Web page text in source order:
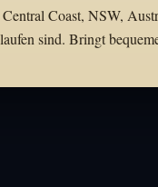
Coast, NSW,
sind. Bringt